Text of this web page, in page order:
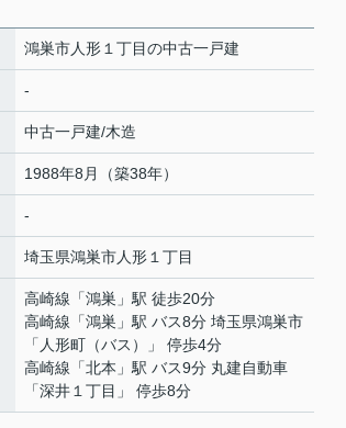
鴻巣市人形１丁目の中古一戸建
-
中古一戸建/木造
1988年8月（築38年）
-
埼玉県鴻巣市人形 １丁目
高崎線 「鴻巣 」駅 徒歩20分
高崎線 「鴻巣 」駅 バス8分 埼玉県鴻巣市
「人形町（バス）」 停歩4分
高崎線 「北本 」駅 バス9分 丸建自動車
「深井１丁目」 停歩8分